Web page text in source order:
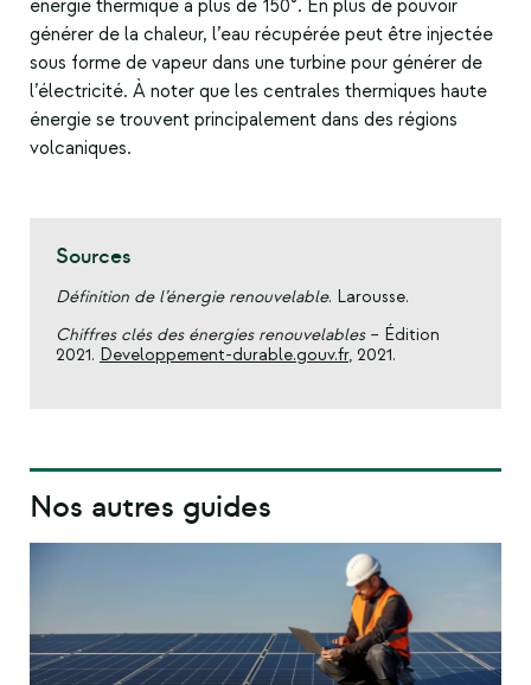
énergie thermique à plus de 150°. En plus de pouvoir
générer de la chaleur, l’eau récupérée peut être injectée
sous forme de vapeur dans une turbine pour générer de
l’électricité. À noter que les centrales thermiques haute
énergie se trouvent principalement dans des régions
volcaniques.
Sources
Définition de l’énergie renouvelable. Larousse.
Chiffres clés des énergies renouvelables– Édition
2021. Developpement-durable.gouv.fr, 2021.
Nos autres guides